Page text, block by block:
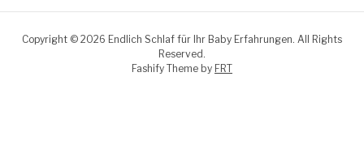
Copyright © 2026 Endlich Schlaf für Ihr Baby Erfahrungen. All Rights
Reserved.
Fashify Theme by FRT